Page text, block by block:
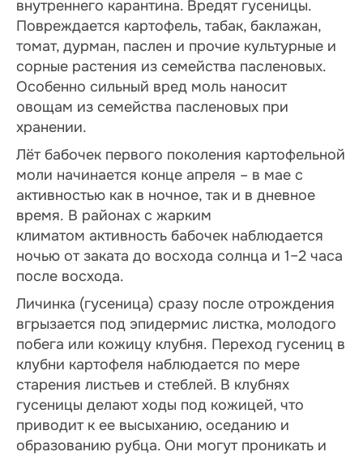
внутреннего карантина. Вредят гусеницы.
Повреждается картофель, табак, баклажан,
томат, дурман, паслен и прочие культурные и
сорные растения из семейства пасленовых.
Особенно сильный вред моль наносит
овощам из семейства пасленовых при
хранении.
Лёт бабочек первого поколения картофельной
моли начинается конце апреля – в мае с
активностью как в ночное, так и в дневное
время. В районах с жарким
климатом активность бабочек наблюдается
ночью от заката до восхода солнца и 1–2 часа
после восхода.
Личинка (гусеница) сразу после отрождения
вгрызается под эпидермис листка, молодого
побега или кожицу клубня. Переход гусениц в
клубни картофеля наблюдается по мере
старения листьев и стеблей. В клубнях
гусеницы делают ходы под кожицей, что
приводит к ее высыханию, оседанию и
образованию рубца. Они могут проникать и